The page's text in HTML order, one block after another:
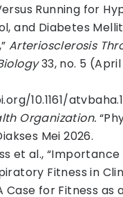
Running for
and Diabetes
Arteriosclerosis
33, no. 5 (April
10.1161/
Organization.
Mei 2026.
et al., “Importance
Fitness in
Case for Fitness as